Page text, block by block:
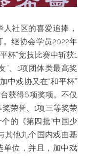
社区的喜爱追捧，
继协会学员2022年
杯”竞技比赛中斩获1
”、1项团体类最高奖
中戏协又在“和平杯”
获得6项奖项。不仅
荣誉、1项三等奖荣
的《第四批“中国少
其他九个国内戏曲基
单位，并且，加中戏